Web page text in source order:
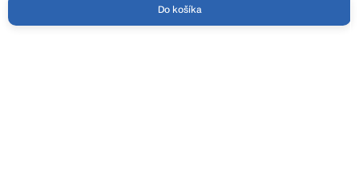
Do košíka